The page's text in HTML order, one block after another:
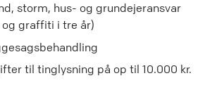
storm, hus- og grundejeransvar
graffiti i tre år)
til tinglysning på op til 10.000 kr.